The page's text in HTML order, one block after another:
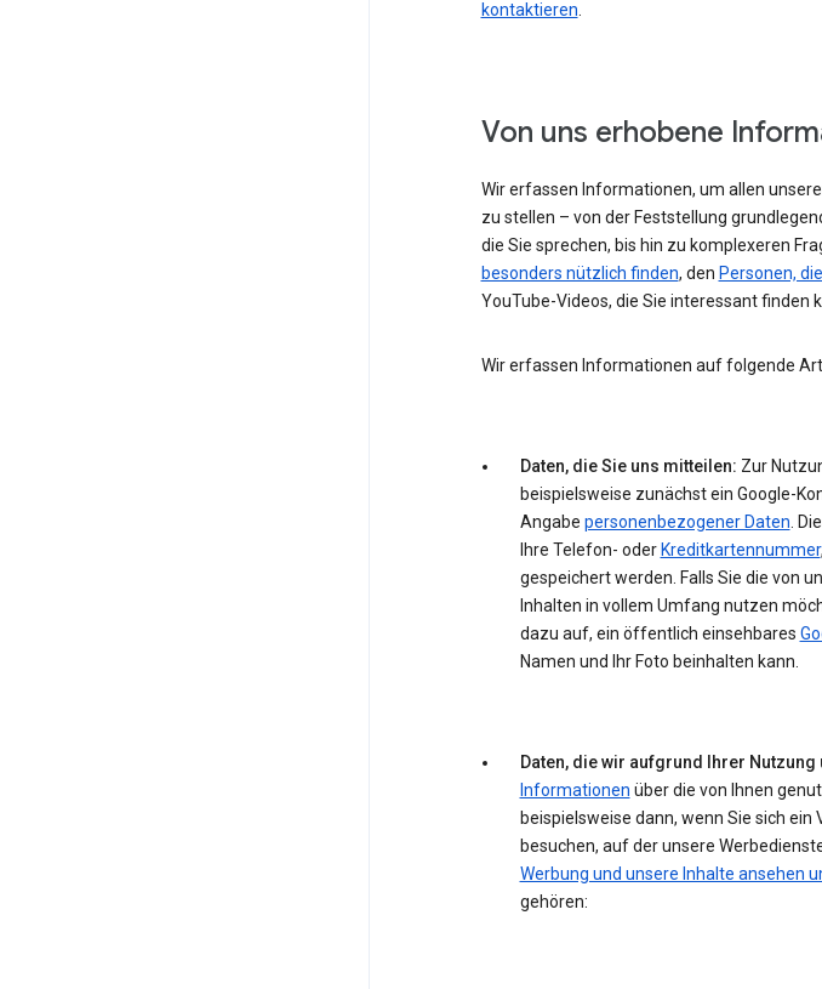
kontaktieren.
Von uns erhobene
Wir erfassen Informationen, um allen
zu stellen – von der Feststellung
die Sie sprechen, bis hin zu komplexeren
besonders nützlich finden, den Personen,
YouTube-Videos, die Sie interessant finden
Wir erfassen Informationen auf folgende
Daten, die Sie uns mitteilen: Zur
beispielsweise zunächst ein Google-
Angabe personenbezogener Daten.
Ihre Telefon- oder Kreditkartennummer
gespeichert werden. Falls Sie die von
Inhalten in vollem Umfang nutzen
dazu auf, ein öffentlich einsehbares
Namen und Ihr Foto beinhalten kann.
Daten, die wir aufgrund Ihrer
Informationen über die von Ihnen
beispielsweise dann, wenn Sie sich
besuchen, auf der unsere
Werbung und unsere Inhalte ansehen
gehören: